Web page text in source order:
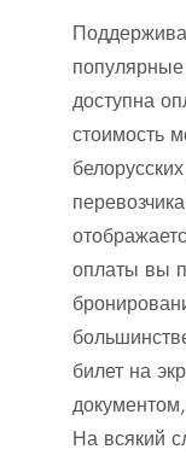
доступна
стоимость
оплаты вы
билет на
На всякий